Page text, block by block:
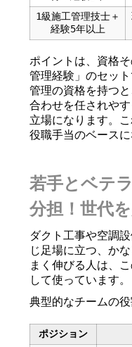
1級施工管理技士＋
経験5年以上
ポイントは、資格
管理経験」のセッ
管理の資格を持つ
合わせを任されや
立場になります。
役職手当のベースに
若手とベテ
分担！世代
ダクト工事や空調
じ足場に立つ、か
まく伸びる人は、
して使っています。
典型的なチームの
ポジション